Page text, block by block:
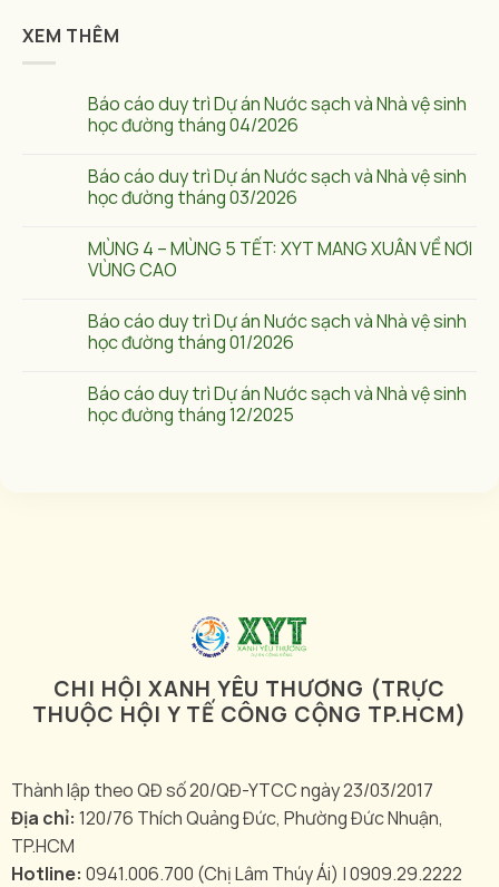
XEM THÊM
Báo cáo duy trì Dự án Nước sạch và Nhà vệ sinh
học đường tháng 04/2026
Báo cáo duy trì Dự án Nước sạch và Nhà vệ sinh
học đường tháng 03/2026
MÙNG 4 – MÙNG 5 TẾT: XYT MANG XUÂN VỀ NƠI
VÙNG CAO
Báo cáo duy trì Dự án Nước sạch và Nhà vệ sinh
học đường tháng 01/2026
Báo cáo duy trì Dự án Nước sạch và Nhà vệ sinh
học đường tháng 12/2025
CHI HỘI XANH YÊU THƯƠNG (TRỰC
THUỘC HỘI Y TẾ CÔNG CỘNG TP.HCM)
Thành lập theo QĐ số 20/QĐ-YTCC ngày 23/03/2017
Địa chỉ: 120/76 Thích Quảng Đức, Phường Đức Nhuận,
TP.HCM
Hotline: 0941.006.700 (Chị Lâm Thúy Ái) | 0909.29.2222